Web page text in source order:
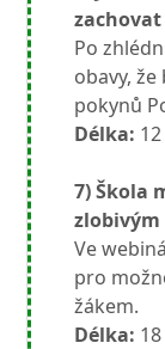
Po
obavy,
pokynů
Délka:
7) Škola
zlobivým
Ve
pro
žákem.
Délka: